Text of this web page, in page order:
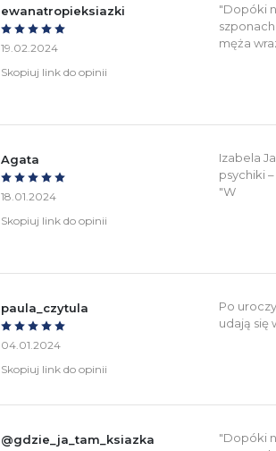
ewanatropieksiazki
19.02.2024
Skopiuj link do opinii
"Dopóki
męża
Agata
18.01.2024
Skopiuj link do opinii
Izabela
psychiki
"W
paula_czytula
04.01.2024
Skopiuj link do opinii
Po
udają się
@gdzie_ja_tam_ksiazka
"Dopóki